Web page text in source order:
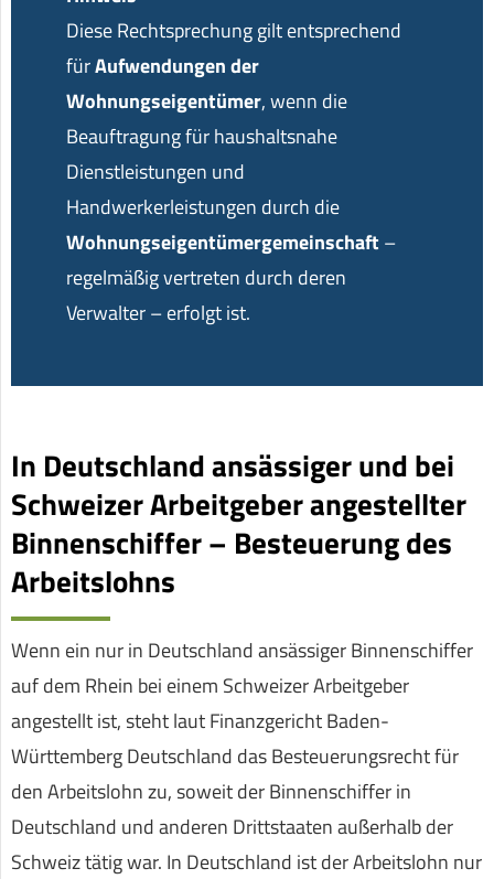
Diese Rechtsprechung gilt entsprechend
fürAufwendungen der
Wohnungseigentümer, wenn die
Beauftragung für haushaltsnahe
Dienstleistungen und
Handwerkerleistungen durch die
Wohnungseigentümergemeinschaft–
regelmäßig vertreten durch deren
Verwalter – erfolgt ist.
In Deutschland ansässiger und bei
Schweizer Arbeitgeber angestellter
Binnenschiffer – Besteuerung des
Arbeitslohns
Wenn ein nur in Deutschland ansässiger Binnenschiffer
auf dem Rhein bei einem Schweizer Arbeitgeber
angestellt ist, steht laut Finanzgericht Baden-
Württemberg Deutschland das Besteuerungsrecht für
den Arbeitslohn zu, soweit der Binnenschiffer in
Deutschland und anderen Drittstaaten außerhalb der
Schweiz tätig war. In Deutschland ist der Arbeitslohn nur